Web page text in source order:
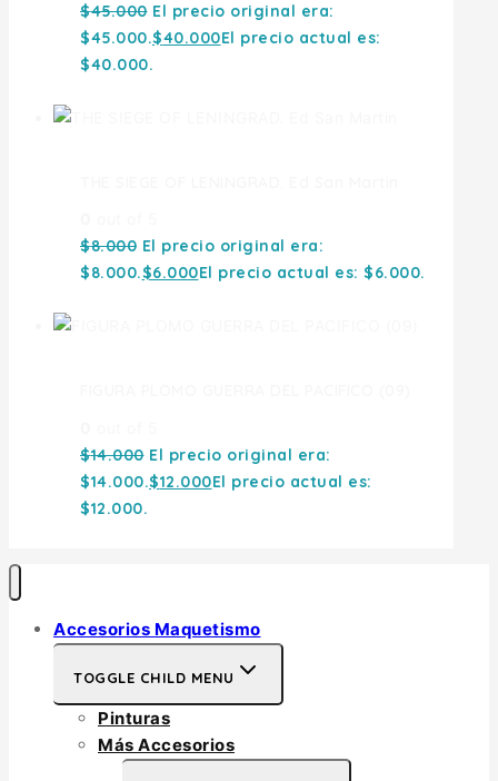
$45.000 El precio original era:
$45.000.$40.000El precio actual es:
$40.000.
$8.000 El precio original era:
$8.000.$6.000El precio actual es: $6.000.
$14.000 El precio original era:
$14.000.$12.000El precio actual es:
$12.000.
Accesorios Maquetismo
TOGGLE CHILD MENU
Pinturas
Más Accesorios